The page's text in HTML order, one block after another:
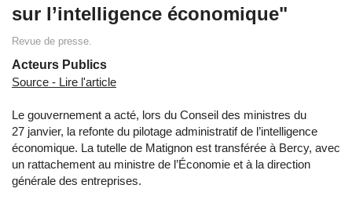
sur l’intelligence économique"
Revue de presse.
Acteurs Publics
Source - Lire l'article
Le gouvernement a acté, lors du Conseil des ministres du
27 janvier, la refonte du pilotage administratif de l’intelligence
économique. La tutelle de Matignon est transférée à Bercy, avec
un rattachement au ministre de l’Économie et à la direction
générale des entreprises.